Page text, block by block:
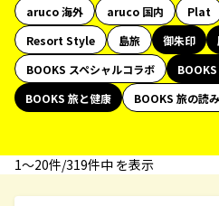
aruco 海外
aruco 国内 Plat
Resort Style
島旅 御朱印
BOOKS スペシャルコラボ
BOOKS 旅と健康
BOOKS 旅の読
1〜20件/319件中 を表示